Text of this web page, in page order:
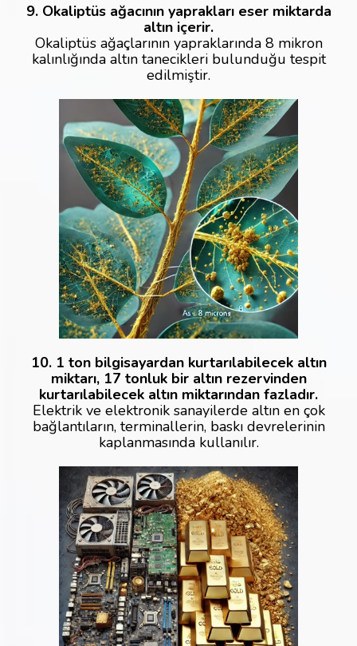
9. Okaliptüs ağacının yaprakları eser miktarda
altın içerir.
Okaliptüs ağaçlarının yapraklarında 8 mikron
kalınlığında altın tanecikleri bulunduğu tespit
edilmiştir.
10. 1 ton bilgisayardan kurtarılabilecek altın
miktarı, 17 tonluk bir altın rezervinden
kurtarılabilecek altın miktarından fazladır.
Elektrik ve elektronik sanayilerde altın en çok
bağlantıların, terminallerin, baskı devrelerinin
kaplanmasında kullanılır.